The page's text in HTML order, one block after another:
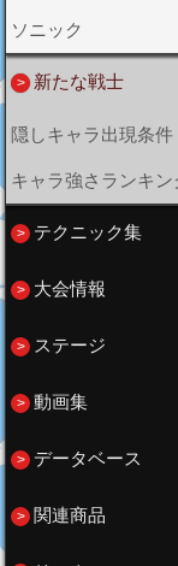
ソニック
新たな戦士
隠しキャラ出現条件
キャラ強さランキン
テクニック集
大会情報
ステージ
動画集
データベース
関連商品